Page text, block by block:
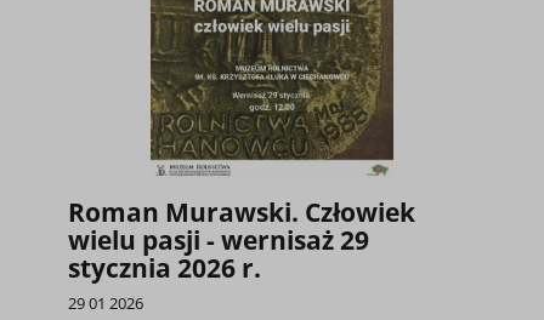
Roman Murawski. Człowiek
wielu pasji - wernisaż 29
stycznia 2026 r.
29 01 2026